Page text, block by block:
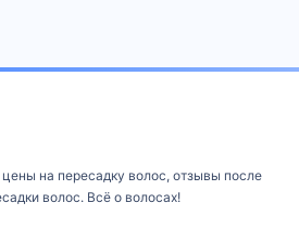
на пересадку волос, отзывы после
волос. Всё о волосах!